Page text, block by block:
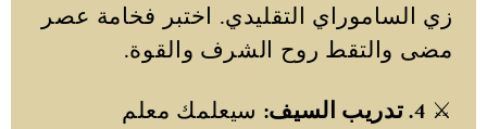
زي الساموراي التقليدي. اختبر فخامة عصر
مضى والتقط روح الشرف والقوة.
⚔️ 4. تدريب السيف:
سيعلمك معلم